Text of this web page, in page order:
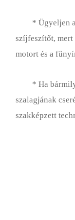
* Ügyeljen
szíjfeszítőt, mert
motort és a
* Ha
szalagjának
szakképzett